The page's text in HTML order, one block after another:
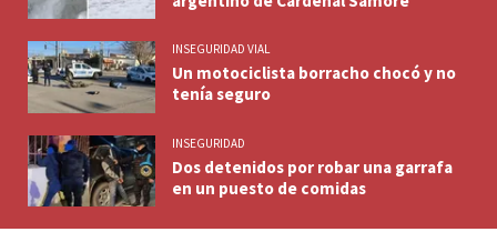
INSEGURIDAD VIAL
Un motociclista borracho chocó y no
tenía seguro
INSEGURIDAD
Dos detenidos por robar una garrafa
en un puesto de comidas